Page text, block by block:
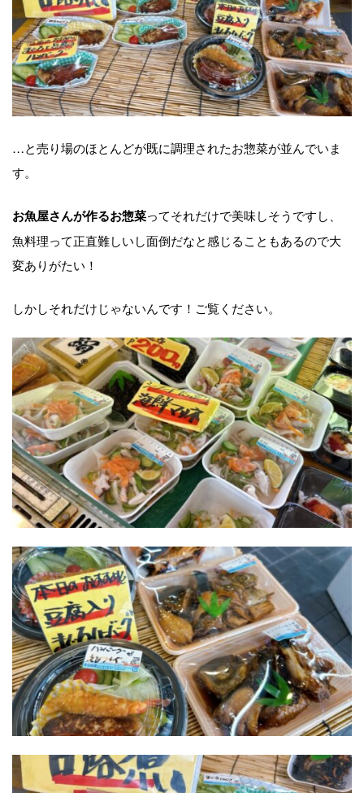
…と売り場のほとんどが既に調理されたお惣菜が並んでいま
す。
お魚屋さんが作るお惣菜ってそれだけで美味しそうですし、
魚料理って正直難しいし面倒だなと感じることもあるので大
変ありがたい！
しかしそれだけじゃないんです！ご覧ください。